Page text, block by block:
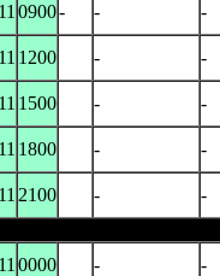
0900- - -
1200 - -
1500 - -
1800 - -
2100 -
-
0000 - -